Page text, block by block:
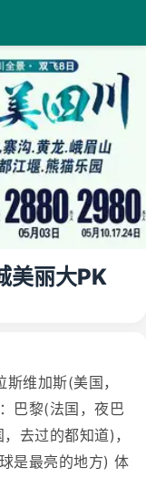
美丽大PK
维加斯(美国，
巴黎(法国，夜巴
去过的都知道)，
是最亮的地方) 体